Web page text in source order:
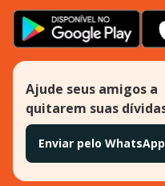
Ajude seus amigos a
quitarem suas
Enviar pelo WhatsApp